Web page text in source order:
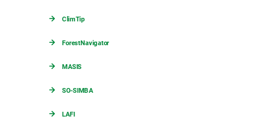
ClimTip
ForestNavigator
MASIS
SO-SIMBA
LAFI